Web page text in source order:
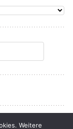
Weitere